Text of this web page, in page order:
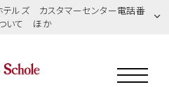
テルズ カスタマーセンター電話番
いて ほか